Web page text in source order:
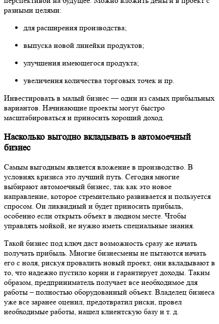
разными целями:
для расширения производства;
выпуска новой линейки продуктов;
улучшения имеющегося продукта;
увеличения количества торговых точек и пр.
Инвестировать в малый бизнес — один из самых прибыльных
вариантов. Начинающие проекты могут быстро
масштабироваться и приносить хороший доход.
Насколько выгодно вкладывать в автомоечный
бизнес
Самым выгодным является вложение в производство. В
условиях кризиса это лучший путь. Сегодня многие
выбирают автомоечный бизнес, так как это новое
направление, которое стремительно развивается и пользуется
спросом. Он ликвидный и будет приносить прибыль,
особенно если открыть объект в людном месте. Чтобы
управлять мойкой, не нужно иметь специальные знания.
Такой бизнес под ключ даст возможность сразу же начать
получать прибыль. Многие бизнесмены не пытаются начать
его с ноля, рискуя провалить новый проект, они вкладывают в
то, что надежно пустило корни и гарантирует доходы. Таким
образом, предприниматель получает все необходимое для
работы – полностью оборудованный объект. Владелец бизнеса
уже все заранее оценил, предотвратил риски, провел
необходимые работы, нашел клиентскую базу и т. д.